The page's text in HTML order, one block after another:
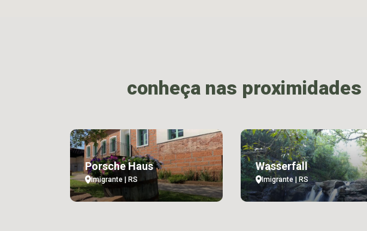
conheça nas proximidades
Porsche Haus
Imigrante | RS
Wasserfall
Imigrante | RS